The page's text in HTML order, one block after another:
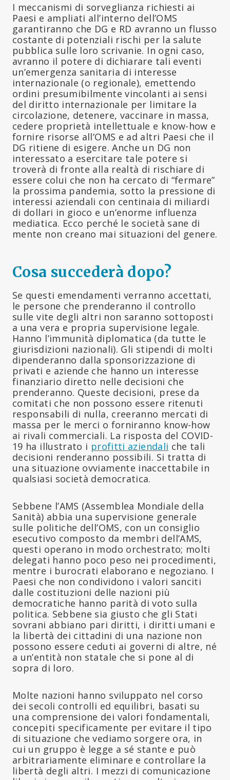
I meccanismi di sorveglianza richiesti ai
Paesi e ampliati all’interno dell’OMS
garantiranno che DG e RD avranno un flusso
costante di potenziali rischi per la salute
pubblica sulle loro scrivanie. In ogni caso,
avranno il potere di dichiarare tali eventi
un’emergenza sanitaria di interesse
internazionale (o regionale), emettendo
ordini presumibilmente vincolanti ai sensi
del diritto internazionale per limitare la
circolazione, detenere, vaccinare in massa,
cedere proprietà intellettuale e know-how e
fornire risorse all’OMS e ad altri Paesi che il
DG ritiene di esigere. Anche un DG non
interessato a esercitare tale potere si
troverà di fronte alla realtà di rischiare di
essere colui che non ha cercato di “fermare”
la prossima pandemia, sotto la pressione di
interessi aziendali con centinaia di miliardi
di dollari in gioco e un’enorme influenza
mediatica. Ecco perché le società sane di
mente non creano mai situazioni del genere.
Cosa succederà dopo?
Se questi emendamenti verranno accettati,
le persone che prenderanno il controllo
sulle vite degli altri non saranno sottoposti
a una vera e propria supervisione legale.
Hanno l’immunità diplomatica (da tutte le
giurisdizioni nazionali). Gli stipendi di molti
dipenderanno dalla sponsorizzazione di
privati e aziende che hanno un interesse
finanziario diretto nelle decisioni che
prenderanno. Queste decisioni, prese da
comitati che non possono essere ritenuti
responsabili di nulla, creeranno mercati di
massa per le merci o forniranno know-how
ai rivali commerciali. La risposta del COVID-
19 ha illustrato i profitti aziendali che tali
decisioni renderanno possibili. Si tratta di
una situazione ovviamente inaccettabile in
qualsiasi società democratica.
Sebbene l’AMS (Assemblea Mondiale della
Sanità) abbia una supervisione generale
sulle politiche dell’OMS, con un consiglio
esecutivo composto da membri dell’AMS,
questi operano in modo orchestrato; molti
delegati hanno poco peso nei procedimenti,
mentre i burocrati elaborano e negoziano. I
Paesi che non condividono i valori sanciti
dalle costituzioni delle nazioni più
democratiche hanno parità di voto sulla
politica. Sebbene sia giusto che gli Stati
sovrani abbiano pari diritti, i diritti umani e
la libertà dei cittadini di una nazione non
possono essere ceduti ai governi di altre, né
a un’entità non statale che si pone al di
sopra di loro.
Molte nazioni hanno sviluppato nel corso
dei secoli controlli ed equilibri, basati su
una comprensione dei valori fondamentali,
concepiti specificamente per evitare il tipo
di situazione che vediamo sorgere ora, in
cui un gruppo è legge a sé stante e può
arbitrariamente eliminare e controllare la
libertà degli altri. I mezzi di comunicazione